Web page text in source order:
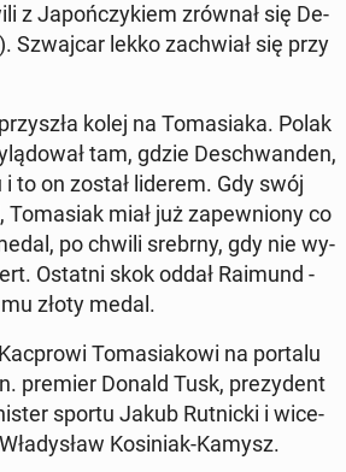
z Ja­poń­czy­kiem zrównał się De­
Szwaj­car lekko za­chwiał się przy
kolej na To­ma­sia­ka. Polak
tam, gdzie De­schwan­den,
to on został liderem. Gdy swój
To­ma­siak miał już za­pew­nio­ny co
po chwili srebrny, gdy nie wy­
Ostatni skok oddał Raimund -
złoty medal.
To­ma­sia­ko­wi na portalu
premier Donald Tusk, pre­zy­dent
sportu Jakub Rut­nic­ki i wi­ce­
Ko­si­niak-Kamysz.